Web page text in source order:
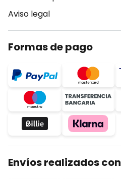
Aviso legal
Formas de pago
Envíos realizados con